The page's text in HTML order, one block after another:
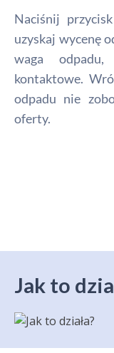
Naciśnij
uzyskaj wycenę
waga
kontaktowe.
odpadu nie
oferty.
Jak to